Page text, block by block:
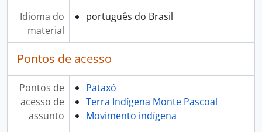
Idioma do
material
português do Brasil
Pontos de acesso
Pontos de
acesso de
assunto
Pataxó
Terra Indígena Monte Pascoal
Movimento indígena